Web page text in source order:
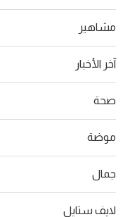
مشاهير
آخر الأخبار
صحة
موضة
جمال
لايف ستايل